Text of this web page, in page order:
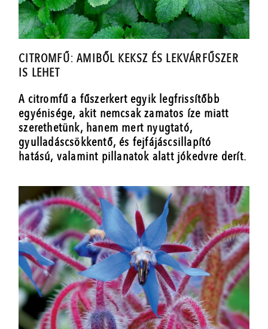
CITROMFŰ: AMIBŐL KEKSZ ÉS LEKVÁRFŰSZER
IS LEHET
A citromfű a fűszerkert egyik legfrissítőbb
egyénisége, akit nemcsak zamatos íze miatt
szerethetünk, hanem mert nyugtató,
gyulladáscsökkentő, és fejfájáscsillapító
hatású, valamint pillanatok alatt jókedvre derít.